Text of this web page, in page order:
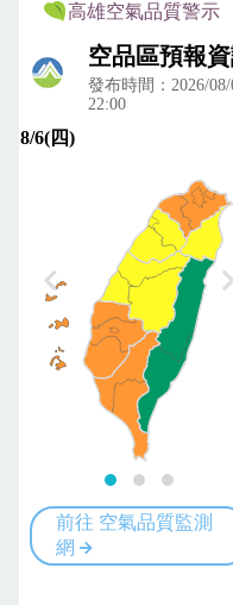
高雄空氣品質警示